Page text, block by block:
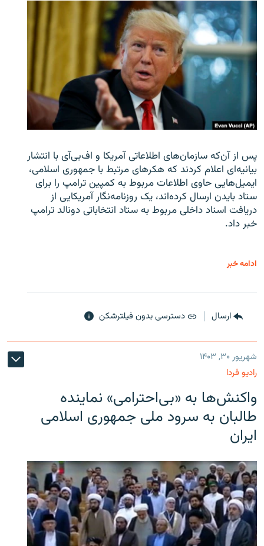
پس از آن‌که سازمان‌های اطلاعاتی آمریکا و اف‌بی‌آی با انتشار
بیانیه‌ای اعلام کردند که هکرهای مرتبط با جمهوری اسلامی،
ایمیل‌هایی حاوی اطلاعات مربوط به کمپین ترامپ را برای
ستاد بایدن ارسال کرده‌اند، یک روزنامه‌نگار آمریکایی از
دریافت اسناد داخلی مربوط به ستاد انتخاباتی دونالد ترامپ
خبر داد.
ادامه خبر
ارسال دسترسی بدون فیلترشکن
شهریور ۳۰, ۱۴۰۳
رادیو فردا
واکنش‌ها به «بی‌احترامی» نماینده
طالبان به سرود ملی جمهوری اسلامی
ایران